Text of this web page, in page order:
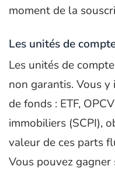
moment de la
Les unités de
Les unités de
non garantis. Vous
de fonds : ETF,
immobiliers (SCPI),
valeur de ces parts
Vous pouvez